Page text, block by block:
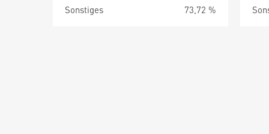
Sonstiges
73,72 %